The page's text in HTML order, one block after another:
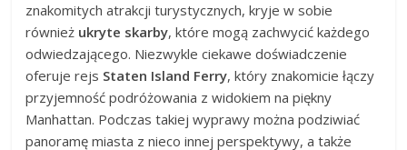
znakomitych atrakcji turystycznych, kryje w sobie
również ukryte skarby, które mogą zachwycić każdego
odwiedzającego. Niezwykle ciekawe doświadczenie
oferuje rejs Staten Island Ferry, który znakomicie łączy
przyjemność podróżowania z widokiem na piękny
Manhattan. Podczas takiej wyprawy można podziwiać
panoramę miasta z nieco innej perspektywy, a także